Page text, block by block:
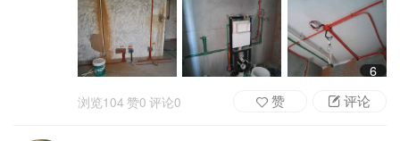
6
浏览104 赞0 评论0 评论
赞